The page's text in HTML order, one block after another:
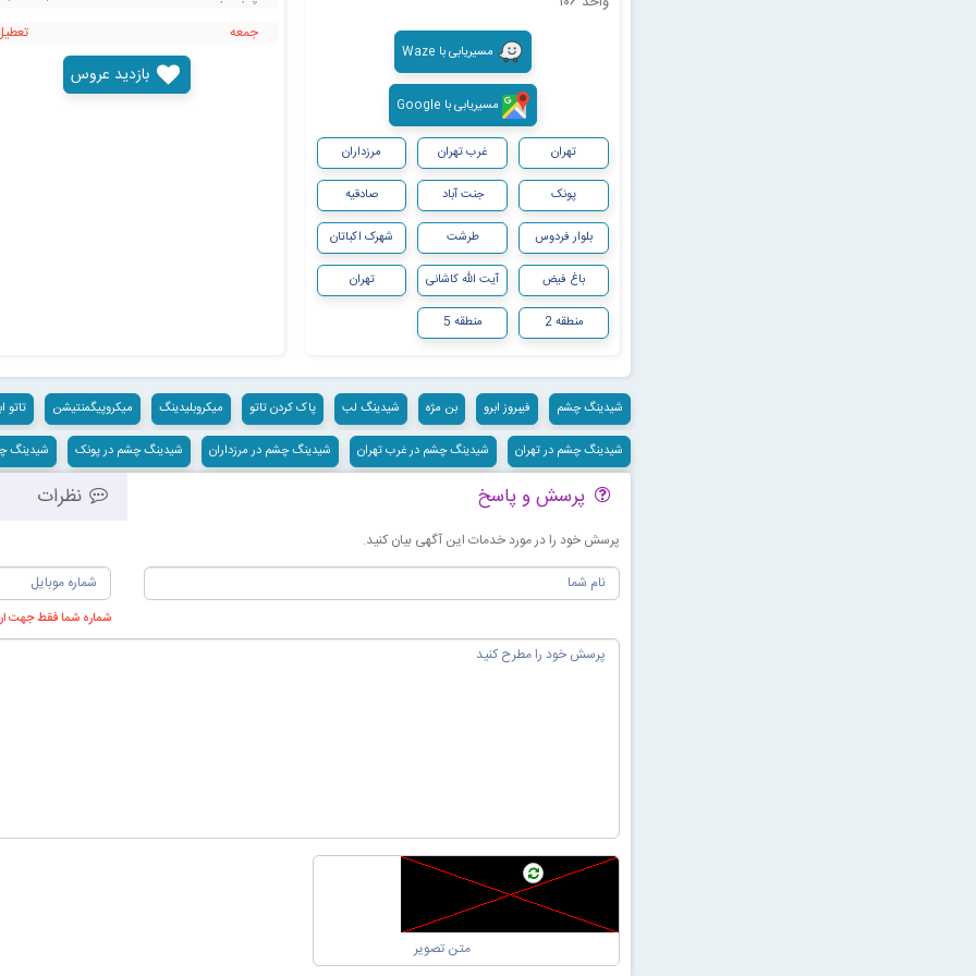
مسیریابی با Waze
مسیریابی با Google
تهران غرب تهران مرزداران
پونک جنت آباد صادقیه
بلوار فردوس طرشت شهرک اکباتان
باغ فیض آیت الله کاشانی تهران
منطقه 2 منطقه 5
جمعه
بازدید عروس
شیدینگ چشم فیبروز ابرو بن مژه شیدینگ لب پاک کردن تاتو میکروبلیدینگ میکروپیگمنتیشن تاتو
شیدینگ چشم در تهران شیدینگ چشم در غرب تهران شیدینگ چشم در مرزداران شیدینگ چشم در پونک شیدینگ
پرسش و پاسخ نظرات
پرسش خود را در مورد خدمات این آگهی بیان کنید.
شماره شما فقط جهت